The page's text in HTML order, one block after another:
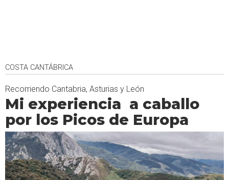
COSTA CANTÁBRICA
Recorriendo Cantabria, Asturias y León
Mi experiencia a caballo
por los Picos de Europa